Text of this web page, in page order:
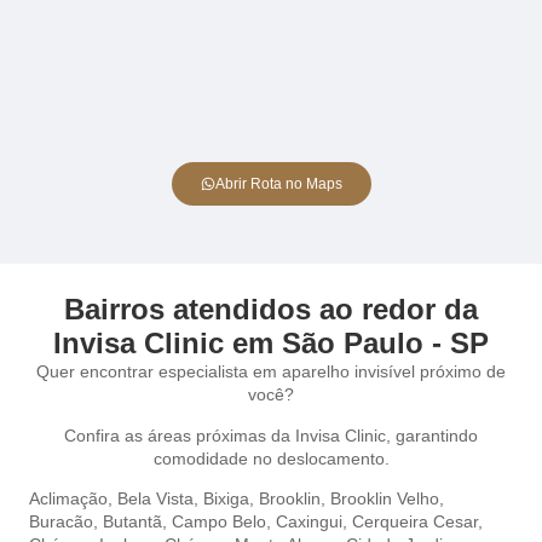
Abrir Rota no Maps
Bairros atendidos ao redor da
Invisa Clinic em São Paulo - SP
Quer encontrar especialista em aparelho invisível próximo de
você?
Confira as áreas próximas da Invisa Clinic, garantindo
comodidade no deslocamento.
Aclimação, Bela Vista, Bixiga, Brooklin, Brooklin Velho,
Buracão, Butantã, Campo Belo, Caxingui, Cerqueira Cesar,